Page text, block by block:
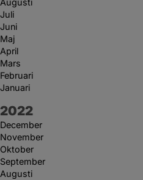
Augusti
Juli
Juni
Maj
April
Mars
Februari
Januari
År:
2022
December
November
Oktober
September
Augusti